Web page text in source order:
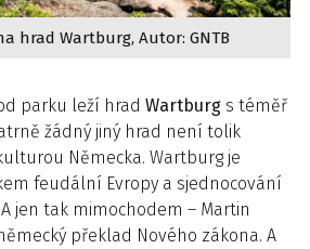
hrad Wartburg, Autor: GNTB
parku leží hrad Wartburg s téměř
žádný jiný hrad není tolik
Německa. Wartburg je
feudální Evropy a sjednocování
jen tak mimochodem – Martin
překlad Nového zákona. A